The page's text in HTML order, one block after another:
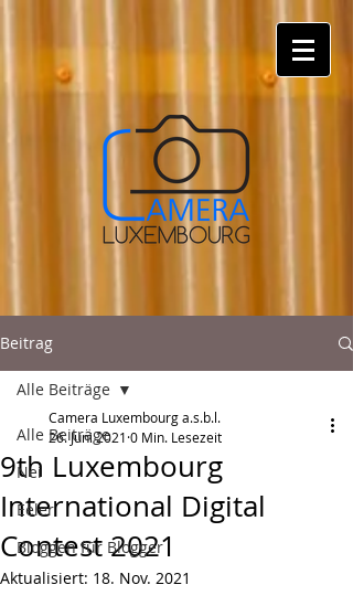
Beitrag
Alle Beiträge
Nei
Eeler
Bloggen für Blogger
Alle Beiträge
9th Luxembourg
International Digital
Contest 2021
Camera Luxembourg a.s.b.l.
26. Juni 2021 0 Min. Lesezeit
Aktualisiert: 18. Nov. 2021